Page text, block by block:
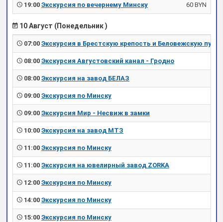
19:00 Экскурсия по вечернему Минску 60 BYN
10 Август (Понедельник )
07:00 Экскурсия в Брестскую крепость и Беловежскую пущу
08:00 Экскурсия Августовский канал - Гродно
08:00 Экскурсия на завод БЕЛАЗ
09:00 Экскурсия по Минску
09:00 Экскурсия Мир - Несвиж в замки
10:00 Экскурсия на завод МТЗ
11:00 Экскурсия по Минску
11:00 Экскурсия на ювелирный завод ZORKA
12:00 Экскурсия по Минску
14:00 Экскурсия по Минску
15:00 Экскурсия по Минску